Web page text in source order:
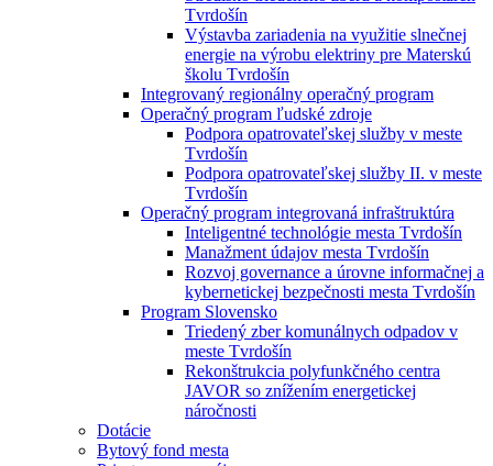
Tvrdošín
Výstavba zariadenia na využitie slnečnej
energie na výrobu elektriny pre Materskú
školu Tvrdošín
Integrovaný regionálny operačný program
Operačný program ľudské zdroje
Podpora opatrovateľskej služby v meste
Tvrdošín
Podpora opatrovateľskej služby II. v meste
Tvrdošín
Operačný program integrovaná infraštruktúra
Inteligentné technológie mesta Tvrdošín
Manažment údajov mesta Tvrdošín
Rozvoj governance a úrovne informačnej a
kybernetickej bezpečnosti mesta Tvrdošín
Program Slovensko
Triedený zber komunálnych odpadov v
meste Tvrdošín
Rekonštrukcia polyfunkčného centra
JAVOR so znížením energetickej
náročnosti
Dotácie
Bytový fond mesta